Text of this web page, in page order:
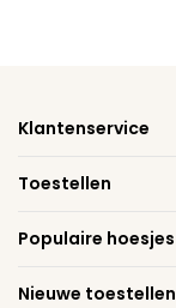
Klantenservice
Toestellen
Populaire hoesjes
Nieuwe toestellen